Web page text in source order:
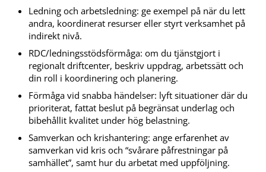
Ledning och arbetsledning: ge exempel på när du lett
andra, koordinerat resurser eller styrt verksamhet på
indirekt nivå.
RDC/ledningsstödsförmåga: om du tjänstgjort i
regionalt driftcenter, beskriv uppdrag, arbetssätt och
din roll i koordinering och planering.
Förmåga vid snabba händelser: lyft situationer där du
prioriterat, fattat beslut på begränsat underlag och
bibehållit kvalitet under hög belastning.
Samverkan och krishantering: ange erfarenhet av
samverkan vid kris och “svårare påfrestningar på
samhället”, samt hur du arbetat med uppföljning.